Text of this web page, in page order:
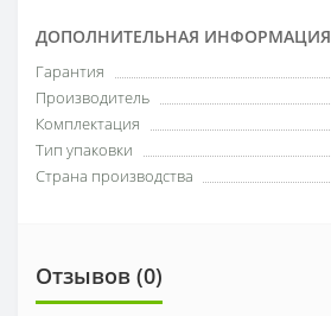
ДОПОЛНИТЕЛЬНАЯ ИНФОРМАЦИЯ
Гарантия
Производитель
Комплектация
Тип упаковки
Страна производства
Отзывов (0)